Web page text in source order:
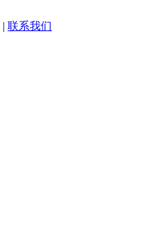
| 联系我们